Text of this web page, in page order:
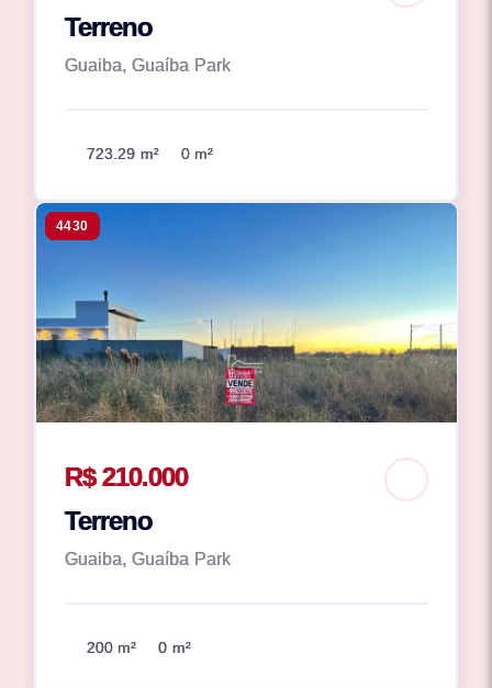
Terreno
Guaiba, Guaíba Park
723.29 m² 0 m²
4430
R$ 210.000
Terreno
Guaiba, Guaíba Park
200 m² 0 m²